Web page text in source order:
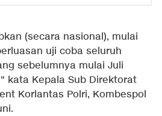
(secara nasional), mulai
uji coba seluruh
sebelumnya mulai Juli
kata Kepala Sub Direktorat
Korlantas Polri, Kombespol